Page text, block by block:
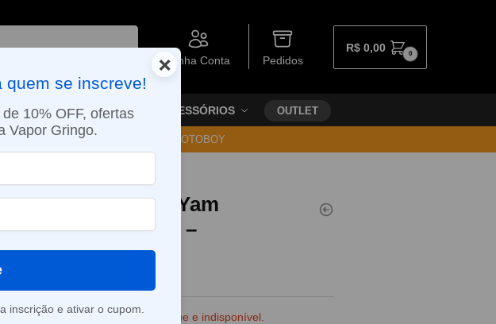
Minha Conta Pedidos
R$ 0,00 0
NICOTINA ORAL ACESSÓRIOS OUTLET
APROVADOS ATÉ 15:30 VIA MOTOBOY
Líquido Flamingo Yam
Vanilla – 60ml 3mg –
Flamingo
Este produto está fora de estoque e indisponível.
×
quem se inscreve!
10% OFF, ofertas
Vapor Gringo.
inscrição e ativar o cupom.